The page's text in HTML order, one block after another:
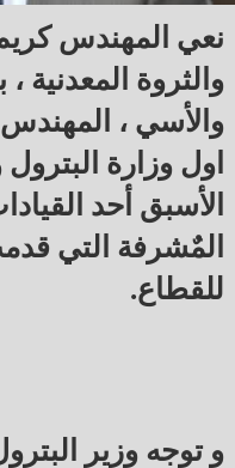
نعي المهندس
والثروة المعدنية
والأسي ،
اول وزارة البترول
الأسبق أحد
المٌشرفة التي
للقطاع.
و توجه وزير